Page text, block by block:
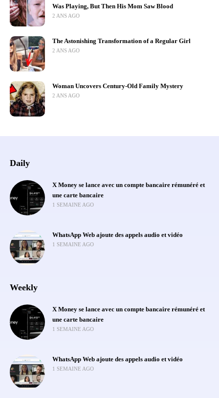
Was Playing, But Then His Mom Saw Blood
2 ANS AGO
The Astonishing Transformation of a Regular Girl
2 ANS AGO
Woman Uncovers Century-Old Family Mystery
2 ANS AGO
Daily
X Money se lance avec un compte bancaire rémunéré et
une carte bancaire
1 SEMAINE AGO
WhatsApp Web ajoute des appels audio et vidéo
1 SEMAINE AGO
Weekly
X Money se lance avec un compte bancaire rémunéré et
une carte bancaire
1 SEMAINE AGO
WhatsApp Web ajoute des appels audio et vidéo
1 SEMAINE AGO